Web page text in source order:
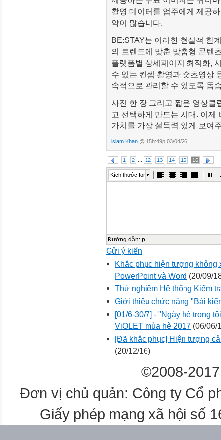
촬영 데이터를 업주에게 제공
약이 많습니다.
BE:STAY는 이러한 현실적 한
의 트렌드에 맞춘 맞춤형 콘텐
플랫폼별 상세페이지 최적화,
수 있는 컨셉 촬영과 숏츠영상
속적으로 관리할 수 있도록 돕
사진 한 장 그리고 짧은 영상클
고 선택하게 만드는 시대. 이제
가치를 가장 설득력 있게 보여
islam Khan @ 15h:49p 03/04/26
1 2 12 13 14 15 16
Kích thước font
Đường dẫn: p
Gửi ý kiến
Khắc phục hiện tượng không
PowerPoint và Word (20/09/
Thử nghiệm Hệ thống Kiểm
Giới thiệu chức năng "Bài
[01/6-30/7] - "Ngày hè trong
ViOLET mùa hè 2017 (06/06/
[Đã khắc phục] Hiện tượng
(20/12/16)
©2008-
Đơn vị chủ quản: Công ty Cổ
Giấy phép mạng xã hội số